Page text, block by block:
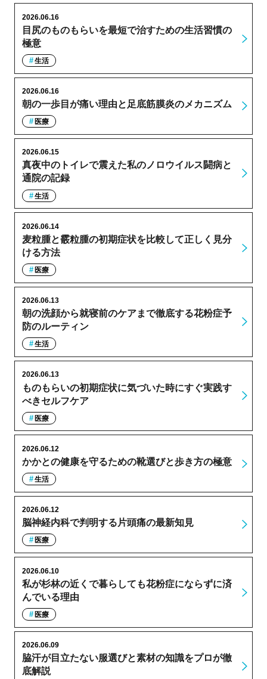
目尻のものもらいを最短で治すための生活習慣の
極意
2026.06.16
生活
朝の一歩目が痛い理由と足底筋膜炎のメカニズム
2026.06.16
医療
真夜中のトイレで震えた私のノロウイルス闘病と
通院の記録
2026.06.15
生活
麦粒腫と霰粒腫の初期症状を比較して正しく見分
ける方法
2026.06.14
医療
朝の洗顔から就寝前のケアまで徹底する花粉症予
防のルーティン
2026.06.13
生活
ものもらいの初期症状に気づいた時にすぐ実践す
べきセルフケア
2026.06.13
医療
かかとの健康を守るための靴選びと歩き方の極意
2026.06.12
生活
脳神経内科で判明する片頭痛の最新知見
2026.06.12
医療
私が杉林の近くで暮らしても花粉症にならずに済
んでいる理由
2026.06.10
医療
脇汗が目立たない服選びと素材の知識をプロが徹
底解説
2026.06.09